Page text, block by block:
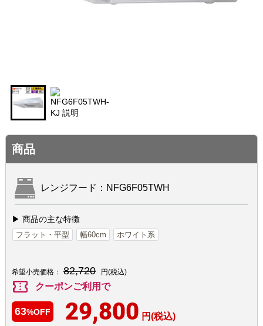
商品
レンジフード：NFG6F05TWH
▶ 商品の主な特徴
フラット・平型 幅60cm ホワイト系
希望小売価格： 82,720 円(税込)
confirmation_number クーポンご利用で
63%OFF 29,800 円(税込)